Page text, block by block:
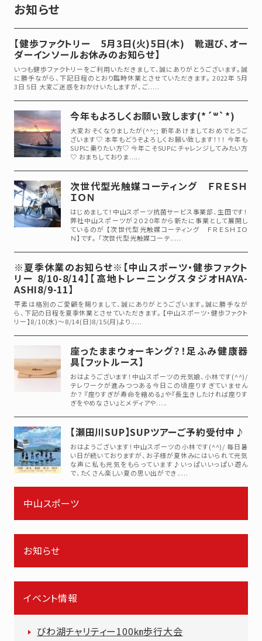
お知らせ
【健歩ファクトリー 5月3日(火)5日(木) 靴選び、オー
ダーインソールお休みのお知らせ】
いつも健歩ファクトリーをご利用いただきまして、誠にありがとうございます。誠
に勝手ながら、下記日程のとおり臨時休業とさせていただきます。 2022年 5月
3日 5日 大変ご迷惑をおかけいたしますが、ご.....
今年もよろしくお願い致します(*´꒳`*)
大変おそくなりましたが(^^;; 新年あけましておめでとうご
ざいます♡ 本年もどうぞよろしくお願い致します！！！ 今年も
SUPに乗りたい方♡ 今年こそSUPにチャレンジしてみたい方
♡ おまちしておりま.....
次世代型光触媒コーティング ＦＲＥＳＨ
ＩＯＮ
はじめまして！中山スポーツ抗菌サービス事業部、生田です！
弊社中山スポーツが２０２０年から新たに事業として展開し
ているのが 【次世代型光触媒コーティング ＦＲＥＳＨＩＯ
Ｎ】です。 「次世代型光触媒コーテ.....
※夏季休業のお知らせ※【中山スポーツ・健歩ファクト
リー 8/10-8/14】【高地トレーニングスタジオHAYA-
ASHI8/9-11】
平素は格別のご愛顧を賜りまして、誠にありがとうございます。誠に勝手なが
ら、下記の日程を夏季休業とさせていただきます。 【中山スポーツ・健歩ファクト
リー】8/10(水)～8/14(日)8/15(月)より.....
座ったままウォーキング？！足ふみ健康器
具【フットルース】
おはようございます！中山スポーツの元気娘、小林です(^^)/
テレワークが進みつつある今日この頃座りすぎていません
か？ 『座りすぎが寿命を縮める』や『長生きしたければ座りす
ぎをやめなさい』とメディアや.....
【瀬田川SUP】SUPツアーご予約受付中♪
おはようございます！中山スポーツの小林です(^^)/ 毎日暑
い日が続いておりますが、お子様が夏休みにはいられて元気
な声に私も元気をもらっています♪いっぱいいっぱい遊ん
で、たくさん楽しい夏の思い出ができ.....
中山スポーツ
お知らせ
イベント情報
びわ湖チャリティー100㎞歩行大会